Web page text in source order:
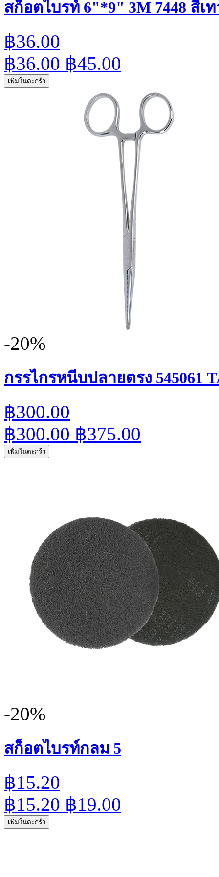
สก็อตไบรท์ 6"*9" 3M 7448 สีเท
฿36.00
฿36.00 ฿45.00
เพิ่มในตะกร้า
-20%
กรรไกรหนีบปลายตรง 545061
฿300.00
฿300.00 ฿375.00
เพิ่มในตะกร้า
-20%
สก็อตไบรท์กลม 5
฿15.20
฿15.20 ฿19.00
เพิ่มในตะกร้า